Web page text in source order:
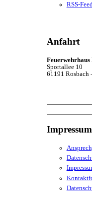
RSS-
Anfahrt
Feuerwehrhaus
Sportallee 10
61191 Rosbach
nach:
Impressum